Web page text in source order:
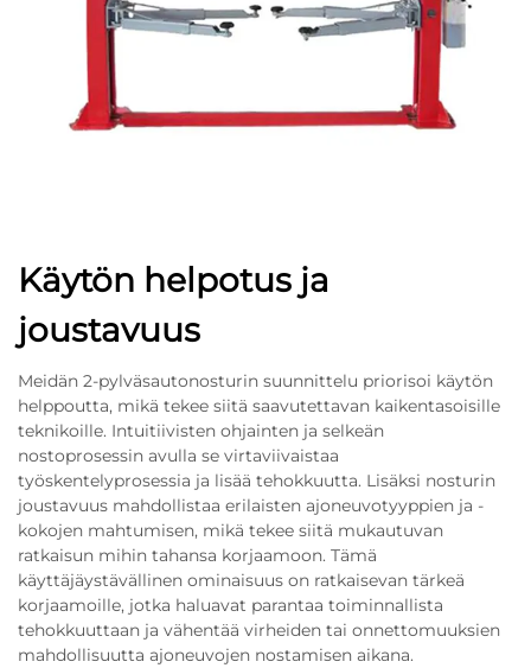
Käytön helpotus ja
joustavuus
Meidän 2-pylväsautonosturin suunnittelu priorisoi käytön
helppoutta, mikä tekee siitä saavutettavan kaikentasoisille
teknikoille. Intuitiivisten ohjainten ja selkeän
nostoprosessin avulla se virtaviivaistaa
työskentelyprosessia ja lisää tehokkuutta. Lisäksi nosturin
joustavuus mahdollistaa erilaisten ajoneuvotyyppien ja -
kokojen mahtumisen, mikä tekee siitä mukautuvan
ratkaisun mihin tahansa korjaamoon. Tämä
käyttäjäystävällinen ominaisuus on ratkaisevan tärkeä
korjaamoille, jotka haluavat parantaa toiminnallista
tehokkuuttaan ja vähentää virheiden tai onnettomuuksien
mahdollisuutta ajoneuvojen nostamisen aikana.